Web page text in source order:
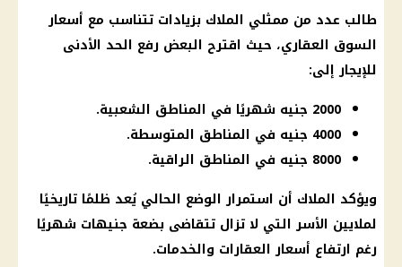
طالب عدد من ممثلي الملاك بزيادات تتناسب مع أسعار
السوق العقاري، حيث اقترح البعض رفع الحد الأدنى
للإيجار إلى:
2000 جنيه شهريًا في المناطق الشعبية.
4000 جنيه في المناطق المتوسطة.
8000 جنيه في المناطق الراقية.
ويؤكد الملاك أن استمرار الوضع الحالي يُعد ظلمًا تاريخيًا
لملايين الأسر التي لا تزال تتقاضى بضعة جنيهات شهريًا
رغم ارتفاع أسعارالعقارات والخدمات.